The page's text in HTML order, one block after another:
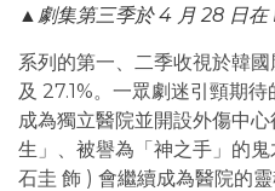
▲劇集第三季於 4 月 28 日在
系列的第一、二季收視於韓
及 27.1%。一眾劇迷引頸期
成為獨立醫院並開設外傷中
生」、被譽為「神之手」的
石圭 飾 ) 會繼續成為醫院的